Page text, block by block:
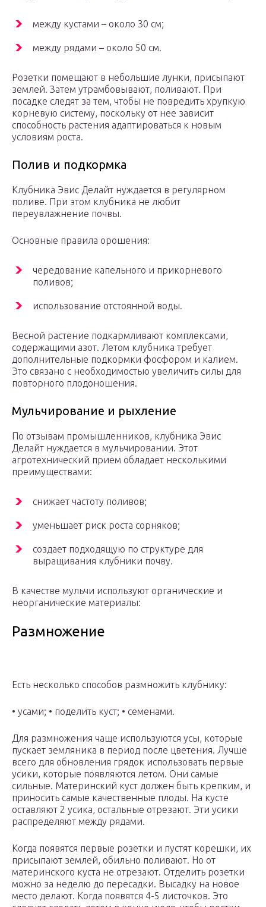
между кустами – около 30 см;
между рядами – около 50 см.
Розетки помещают в небольшие лунки, присыпают
землей. Затем утрамбовывают, поливают. При
посадке следят за тем, чтобы не повредить хрупкую
корневую систему, поскольку от нее зависит
способность растения адаптироваться к новым
условиям роста.
Полив и подкормка
Клубника Эвис Делайт нуждается в регулярном
поливе. При этом клубника не любит
переувлажнение почвы.
Основные правила орошения:
чередование капельного и прикорневого
поливов;
использование отстоянной воды.
Весной растение подкармливают комплексами,
содержащими азот. Летом клубника требует
дополнительные подкормки фосфором и калием.
Это связано с необходимостью увеличить силы для
повторного плодоношения.
Мульчирование и рыхление
По отзывам промышленников, клубника Эвис
Делайт нуждается в мульчировании. Этот
агротехнический прием обладает несколькими
преимуществами:
снижает частоту поливов;
уменьшает риск роста сорняков;
создает подходящую по структуре для
выращивания клубники почву.
В качестве мульчи используют органические и
неорганические материалы:
Размножение
Есть несколько способов размножить клубнику:
• усами; • поделить куст; • семенами.
Для размножения чаще используются усы, которые
пускает земляника в период после цветения. Лучше
всего для обновления грядок использовать первые
усики, которые появляются летом. Они самые
сильные. Материнский куст должен быть крепким, и
приносить самые качественные плоды. На кусте
оставляют 2 усика, остальные отрезают. Эти усики
распределяют между рядами.
Когда появятся первые розетки и пустят корешки, их
присыпают землей, обильно поливают. Но от
материнского куста не отрезают. Отделить розетки
можно за неделю до пересадки. Высадку на новое
место делают. Когда появятся 4-5 листочков. Это